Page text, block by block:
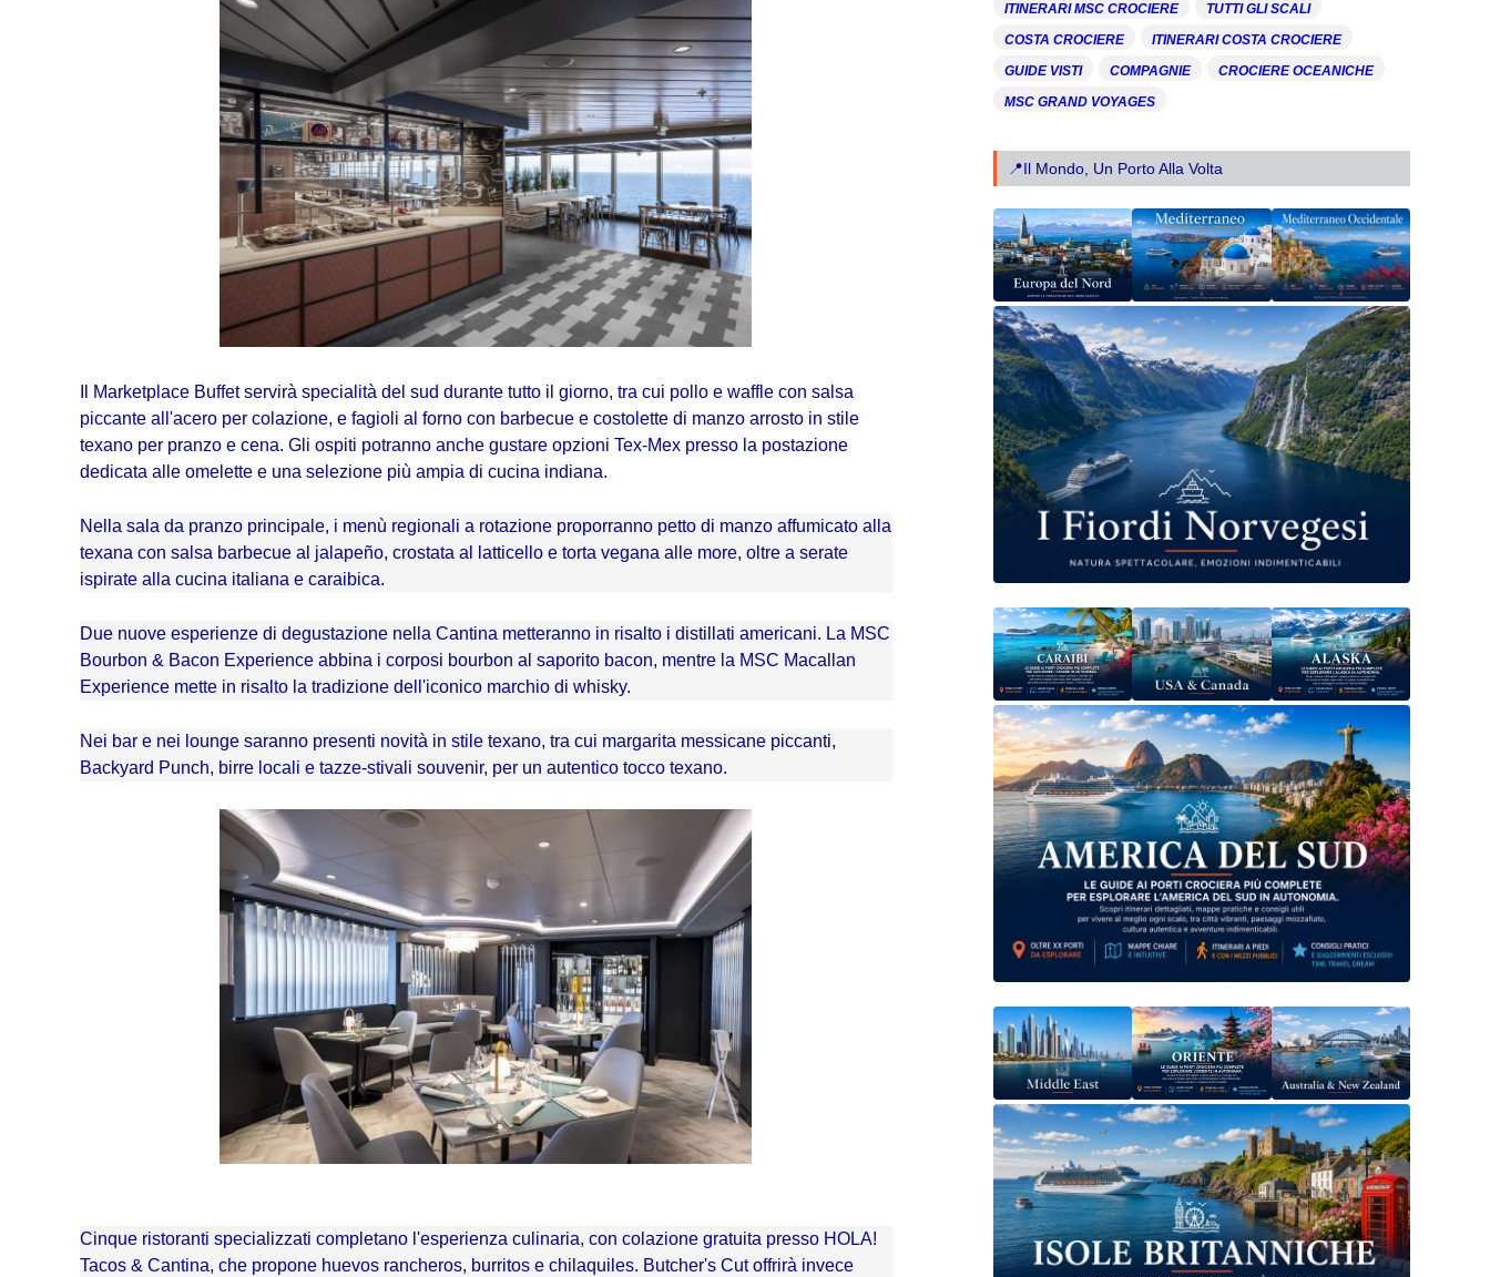
Il Marketplace Buffet servirà specialità del sud durante tutto il giorno, tra cui pollo e waffle con salsa
piccante all'acero per colazione, e fagioli al forno con barbecue e costolette di manzo arrosto in stile
texano per pranzo e cena. Gli ospiti potranno anche gustare opzioni Tex-Mex presso la postazione
dedicata alle omelette e una selezione più ampia di cucina indiana.
Nella sala da pranzo principale, i menù regionali a rotazione proporranno petto di manzo affumicato alla
texana con salsa barbecue al jalapeño, crostata al latticello e torta vegana alle more, oltre a serate
ispirate alla cucina italiana e caraibica.
Due nuove esperienze di degustazione nella Cantina metteranno in risalto i distillati americani. La MSC
Bourbon & Bacon Experience abbina i corposi bourbon al saporito bacon, mentre la MSC Macallan
Experience mette in risalto la tradizione dell'iconico marchio di whisky.
Nei bar e nei lounge saranno presenti novità in stile texano, tra cui margarita messicane piccanti,
Backyard Punch, birre locali e tazze-stivali souvenir, per un autentico tocco texano.
Cinque ristoranti specializzati completano l'esperienza culinaria, con colazione gratuita presso HOLA!
Tacos & Cantina, che propone huevos rancheros, burritos e chilaquiles. Butcher's Cut offrirà invece
ITINERARI MSC CROCIERE
TUTTI GLI SCALI
COSTA CROCIERE
ITINERARI COSTA CROCIERE
GUIDE VISTI
COMPAGNIE
CROCIERE OCEANICHE
MSC GRAND VOYAGES
📍Il Mondo, Un Porto Alla Volta